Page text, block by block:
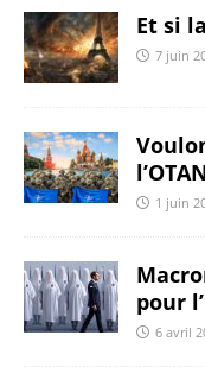
Et si
7 juin
1 juin
pour
6 avril